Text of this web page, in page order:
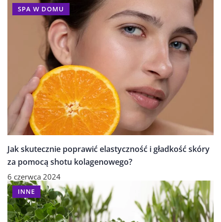
SPA W DOMU
Jak skutecznie poprawić elastyczność i gładkość skóry
za pomocą shotu kolagenowego?
6 czerwca 2024
INNE